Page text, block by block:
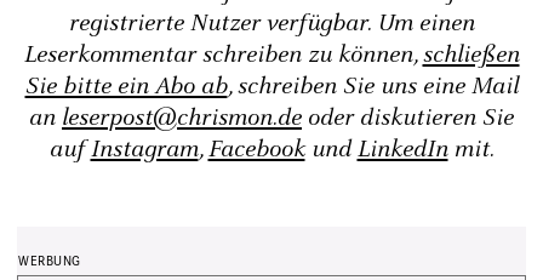
registrierte Nutzer verfügbar. Um einen
Leserkommentar schreiben zu können,schließen
Sie bitte ein Abo ab, schreiben Sie uns eine Mail
an leserpost@chrismon.de oder diskutieren Sie
aufInstagram,FacebookundLinkedInmit.